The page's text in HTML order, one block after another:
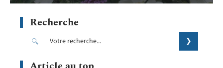
Recherche